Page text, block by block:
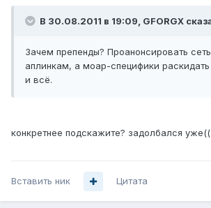
В 30.08.2011 в 19:09, GFORGX
Зачем препенды? Проанонсировать
аплинкам, а моар-специфики
и всё.
конкретнее подскажите? задолбался
Вставить ник Цитата